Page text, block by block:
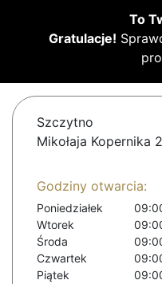
To
Gratulacje!
Szczytno
Mikołaja Kopernika 2
Godziny otwarcia:
Poniedziałek
Wtorek
Środa
Czwartek
Piątek